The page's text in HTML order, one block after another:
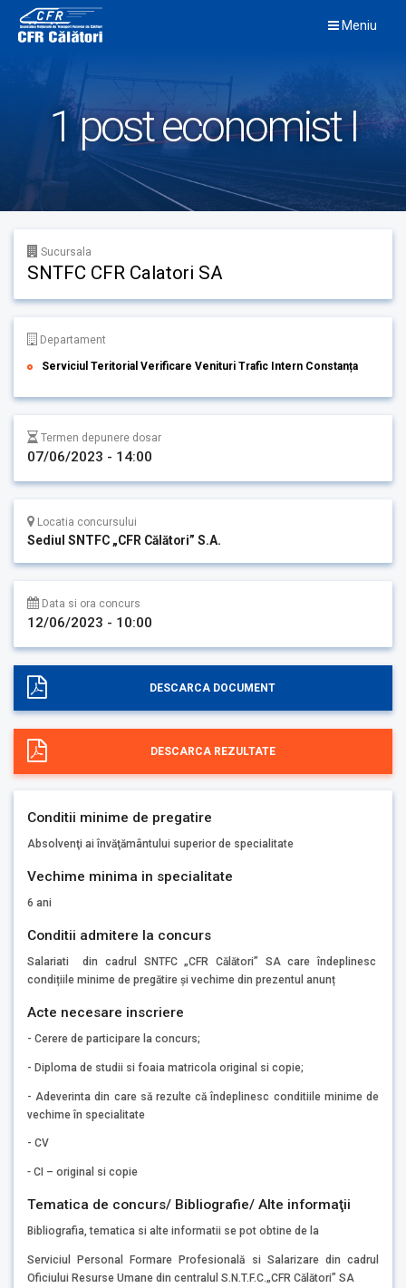
content
Meniu
1 post economist I
Sucursala
SNTFC CFR Calatori SA
Departament
Serviciul Teritorial Verificare Venituri Trafic Intern Constanța
Termen depunere dosar
07/06/2023 - 14:00
Locatia concursului
Sediul SNTFC „CFR Călători” S.A.
Data si ora concurs
12/06/2023 - 10:00
DESCARCA DOCUMENT
DESCARCA REZULTATE
Conditii minime de pregatire
Absolvenţi ai învăţământului superior de specialitate
Vechime minima in specialitate
6 ani
Conditii admitere la concurs
Salariati din cadrul SNTFC „CFR Călători” SA care îndeplinesc
condițiile minime de pregătire și vechime din prezentul anunț
Acte necesare inscriere
- Cerere de participare la concurs;
- Diploma de studii si foaia matricola original si copie;
- Adeverinta din care să rezulte că îndeplinesc conditiile minime de
vechime în specialitate
- CV
- CI – original si copie
Tematica de concurs/ Bibliografie/ Alte informaţii
Bibliografia, tematica si alte informatii se pot obtine de la
Serviciul Personal Formare Profesională si Salarizare din cadrul
Oficiului Resurse Umane din centralul S.N.T.F.C.„CFR Călători” SA